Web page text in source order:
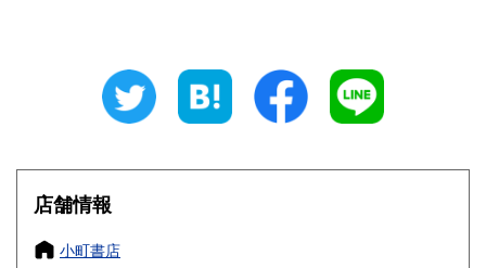
350円 富山県
福井県
岐阜県
愛知県
店舗情報
小町書店